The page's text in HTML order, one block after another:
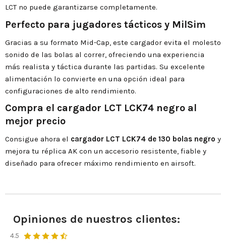
LCT no puede garantizarse completamente.
Perfecto para jugadores tácticos y MilSim
Gracias a su formato Mid-Cap, este cargador evita el molesto
sonido de las bolas al correr, ofreciendo una experiencia
más realista y táctica durante las partidas. Su excelente
alimentación lo convierte en una opción ideal para
configuraciones de alto rendimiento.
Compra el cargador LCT LCK74 negro al
mejor precio
Consigue ahora el cargador LCT LCK74 de 130 bolas negro y
mejora tu réplica AK con un accesorio resistente, fiable y
diseñado para ofrecer máximo rendimiento en airsoft.
Opiniones de nuestros clientes:
4.5